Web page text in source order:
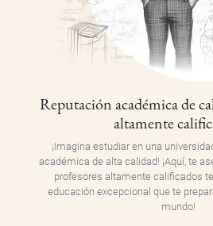
Reputación académica de
altamente
¡Imagina estudiar en una
académica de alta calidad! ¡Aquí, te
profesores altamente calificados
educación excepcional que te
mundo!